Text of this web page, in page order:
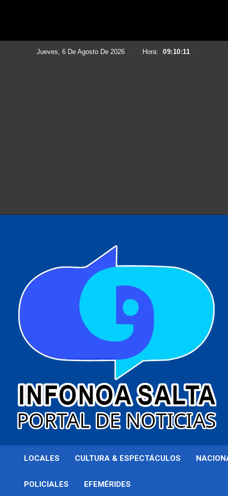
Jueves, 6 De Agosto De 2026 Hora: 09:10:13
Infonoa Salta
LOCALES CULTURA & ESPECTÁCULOS
POLICIALES EFEMÉRIDES